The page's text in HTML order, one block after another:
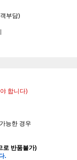
부담)
합니다)
능한 경우
로 반품불가)
.